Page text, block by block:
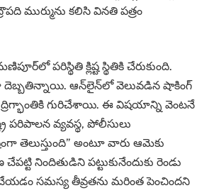
ముర్మును కలిసి వినతి పత్రం
పరిస్థితి క్లిష్ట స్థితికి చేరుకుంది.
దెబ్బతిన్నాయి. ఆన్‌లైన్‌లో వెలువడిన షాకింగ్‌
గురిచేశాయి. ఈ విషయాన్ని వెంటనే
పరిపాలన వ్యవస్థ, పోలీసులు
తెలుస్తుంది” అంటూ వారు ఆమెకు
నిందితుడిని పట్టుకునేందుకు రెండు
సమస్య తీవ్రతను మరింత పెంచిందని